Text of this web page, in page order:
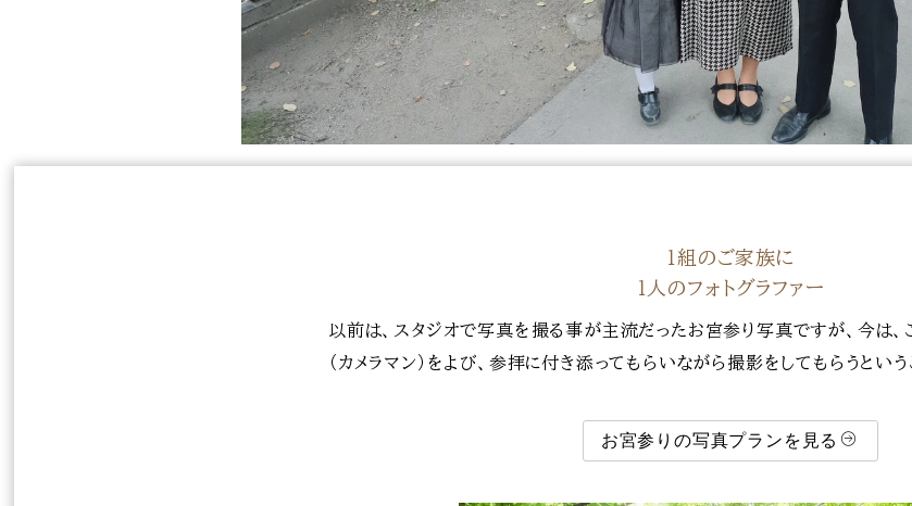
１組のご家族に
１人のフォトグラファー
以前は、スタジオで写真を撮る事が主流だったお宮参り写真ですが、今は、
（カメラマン）をよび、参拝に付き添ってもらいながら撮影をしてもらうとい
お宮参りの写真プランを見る